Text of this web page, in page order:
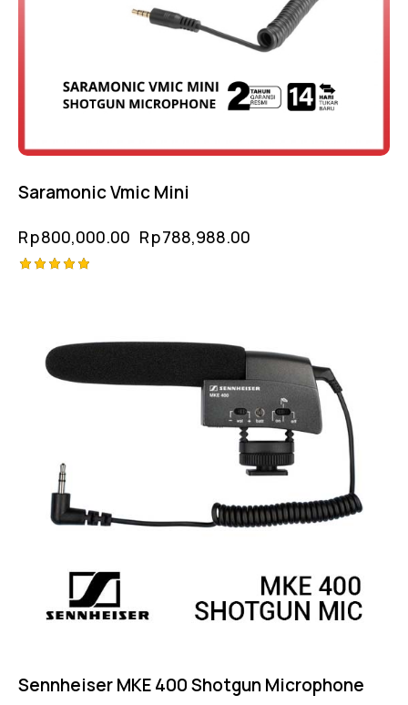
Saramonic Vmic Mini
Rp800,000.00 Rp788,988.00
Sennheiser MKE 400 Shotgun Microphone